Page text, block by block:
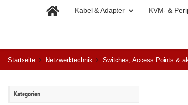
Kabel & Adapter KVM- &
Startseite Netzwerktechnik Switches, Access Points &
Kategorien